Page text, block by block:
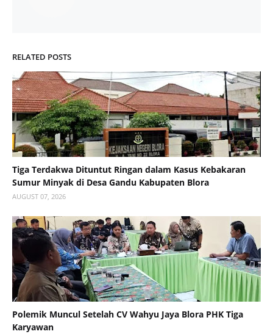
RELATED POSTS
Tiga Terdakwa Dituntut Ringan dalam Kasus Kebakaran
Sumur Minyak di Desa Gandu Kabupaten Blora
AUGUST 07, 2026
Polemik Muncul Setelah CV Wahyu Jaya Blora PHK Tiga
Karyawan